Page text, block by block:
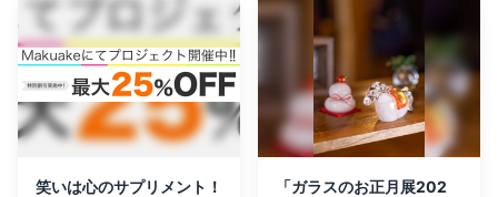
笑いは心のサプリメント！
「ガラスのお正月展202